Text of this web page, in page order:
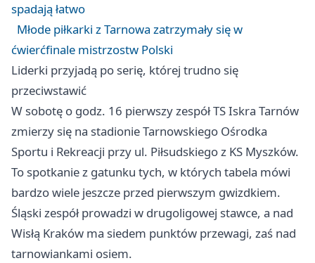
spadają łatwo
Młode piłkarki z Tarnowa zatrzymały się w
ćwierćfinale mistrzostw Polski
Liderki przyjadą po serię, której trudno się
przeciwstawić
W sobotę o godz. 16 pierwszy zespół TS Iskra Tarnów
zmierzy się na stadionie Tarnowskiego Ośrodka
Sportu i Rekreacji przy ul. Piłsudskiego z KS Myszków.
To spotkanie z gatunku tych, w których tabela mówi
bardzo wiele jeszcze przed pierwszym gwizdkiem.
Śląski zespół prowadzi w drugoligowej stawce, a nad
Wisłą Kraków ma siedem punktów przewagi, zaś nad
tarnowiankami osiem.